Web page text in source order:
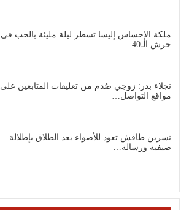
ملكة الإحساس إليسا تسطر ليلة مليئة بالحب في
جرش الـ40
نجلاء بدر: زوجي صُدم من تعليقات المتابعين على
مواقع التواصل…
نسرين طافش تعود للأضواء بعد الطلاق بإطلالة
صيفية ورسالة…